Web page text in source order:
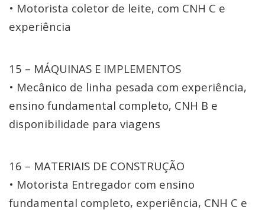
• Motorista coletor de leite, com CNH C e
experiência
15 – MÁQUINAS E IMPLEMENTOS
• Mecânico de linha pesada com experiência,
ensino fundamental completo, CNH B e
disponibilidade para viagens
16 – MATERIAIS DE CONSTRUÇÃO
• Motorista Entregador com ensino
fundamental completo, experiência, CNH C e